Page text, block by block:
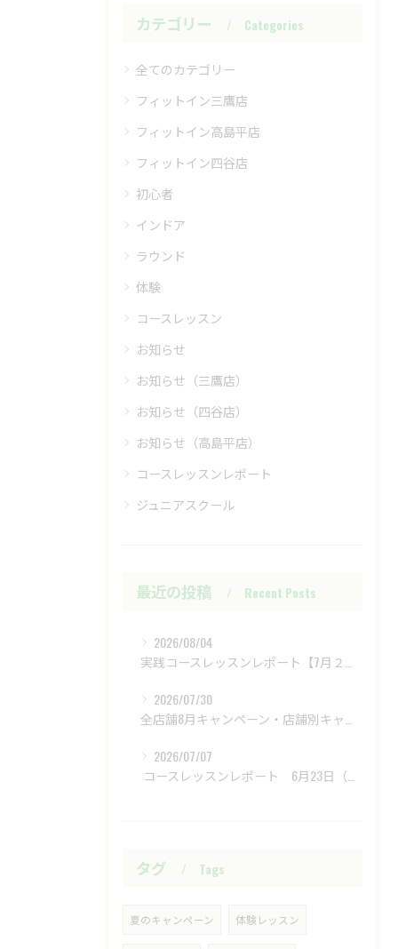
カテゴリー Categories
全てのカテゴリー
フィットイン三鷹店
フィットイン高島平店
フィットイン四谷店
初心者
インドア
ラウンド
体験
コースレッスン
お知らせ
お知らせ（三鷹店）
お知らせ（四谷店）
お知らせ（高島平店）
コースレッスンレポート
ジュニアスクール
最近の投稿 Recent Posts
2026/08/04
2026/07/30
2026/07/07
タグ Tags
夏のキャンペーン 体験レッスン